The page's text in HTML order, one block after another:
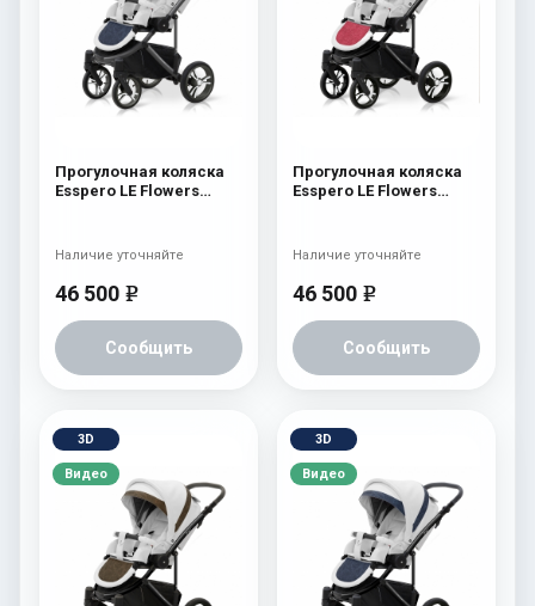
Прогулочная коляска
Esspero LE Flowers
46 500 e
Сообщить
Наличие уточняйте
Прогулочная коляска
Esspero LE Flowers
46 500 e
Сообщить
Наличие уточняйте
3D
Видео
3D
Видео